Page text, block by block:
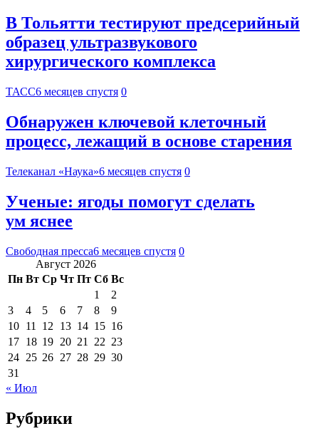
В Тольятти тестируют предсерийный
образец ультразвукового
хирургического комплекса
ТАСС6 месяцев спустя 0
Обнаружен ключевой клеточный
процесс, лежащий в основе старения
Телеканал «Наука»6 месяцев спустя 0
Ученые: ягоды помогут сделать
ум яснее
Свободная пресса6 месяцев спустя 0
Август 2026
Пн Вт Ср Чт Пт Сб Вс
1
2
3
4 5 6 7 8
9
10 11 12 13 14 15 16
17 18 19 20 21 22 23
24 25 26 27 28 29 30
31
« Июл
Рубрики